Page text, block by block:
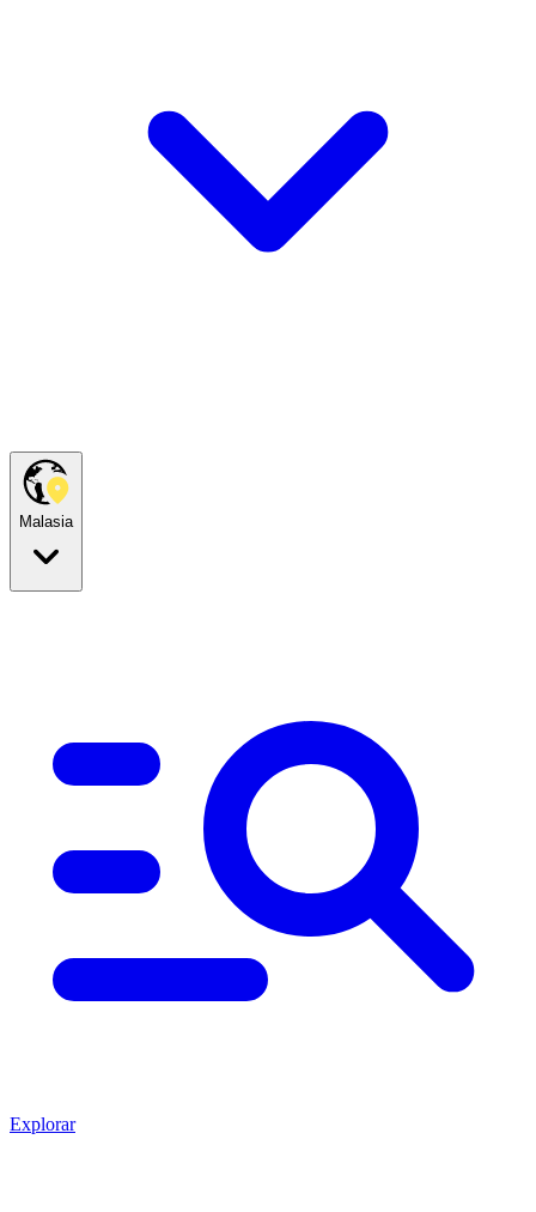
Malasia
Explorar